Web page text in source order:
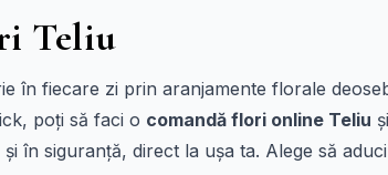
Teliu
în fiecare zi prin aranjamente florale
poți să faci o comandă flori online Teliu
în siguranță, direct la ușa ta. Alege să